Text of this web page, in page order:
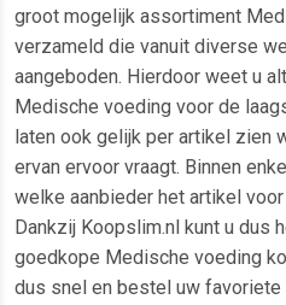
groot mogelijk assortiment
verzameld die vanuit diverse
aangeboden. Hierdoor weet u
Medische voeding voor de
laten ook gelijk per artikel zien
ervan ervoor vraagt. Binnen
welke aanbieder het artikel
Dankzij Koopslim.nl kunt u dus
goedkope Medische voeding
dus snel en bestel uw